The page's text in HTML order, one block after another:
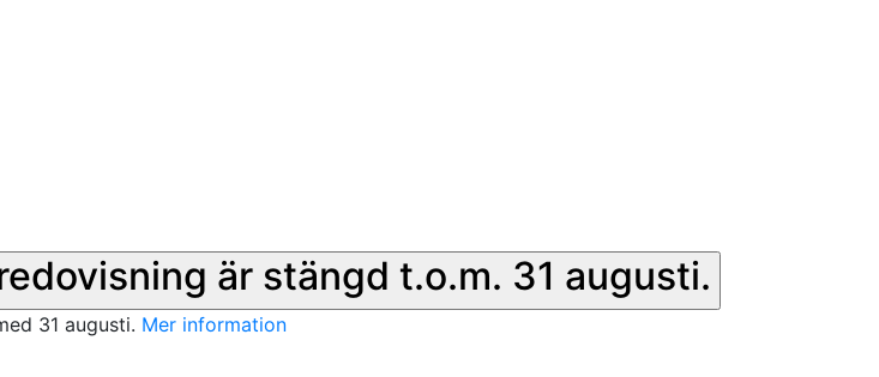
är stängd t.o.m. 31 augusti.
31 augusti. Mer information